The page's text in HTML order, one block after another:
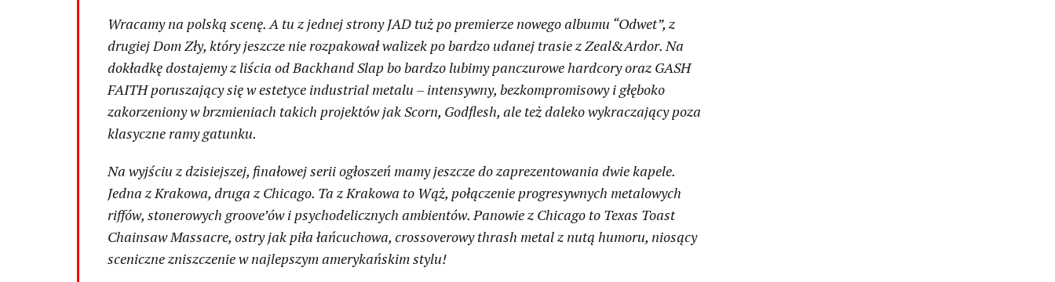
Wracamy na polską scenę. A tu z jednej strony JAD tuż po premierze nowego albumu “Odwet”, z
drugiej Dom Zły, który jeszcze nie rozpakował walizek po bardzo udanej trasie z Zeal&Ardor. Na
dokładkę dostajemy z liścia od Backhand Slap bo bardzo lubimy panczurowe hardcory oraz GASH
FAITH poruszający się w estetyce industrial metalu – intensywny, bezkompromisowy i głęboko
zakorzeniony w brzmieniach takich projektów jak Scorn, Godflesh, ale też daleko wykraczający poza
klasyczne ramy gatunku.
Na wyjściu z dzisiejszej, finałowej serii ogłoszeń mamy jeszcze do zaprezentowania dwie kapele.
Jedna z Krakowa, druga z Chicago. Ta z Krakowa to Wąż, połączenie progresywnych metalowych
riffów, stonerowych groove’ów i psychodelicznych ambientów. Panowie z Chicago to Texas Toast
Chainsaw Massacre, ostry jak piła łańcuchowa, crossoverowy thrash metal z nutą humoru, niosący
sceniczne zniszczenie w najlepszym amerykańskim stylu!